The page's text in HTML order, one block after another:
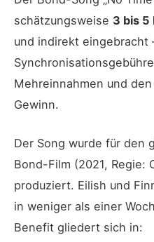
schätzungsweise 3 bis 5
und indirekt eingebracht
Mehreinnahmen und
Gewinn.
Der Song wurde für den
Bond-Film (2021, Regie:
produziert. Eilish und
in weniger als einer
Benefit gliedert sich in: